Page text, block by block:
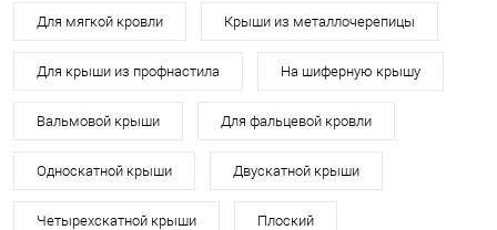
Для мягкой кровли Крыши из металлочерепицы
Для крыши из профнастила На шиферную крышу
Вальмовой крыши Для фальцевой кровли
Односкатной крыши Двускатной крыши
Четырехскатной крыши Плоский